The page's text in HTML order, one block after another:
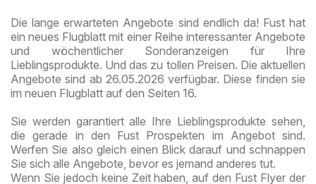
Die lange erwarteten Angebote sind endlich da! Fust hat
ein neues Flugblatt mit einer Reihe interessanter Angebote
und wöchentlicher Sonderanzeigen für Ihre
Lieblingsprodukte. Und das zu tollen Preisen. Die aktuellen
Angebote sind ab 26.05.2026 verfügbar. Diese finden sie
im neuen Flugblatt auf den Seiten 16.
Sie werden garantiert alle Ihre Lieblingsprodukte sehen,
die gerade in den Fust Prospekten im Angebot sind.
Werfen Sie also gleich einen Blick darauf und schnappen
Sie sich alle Angebote, bevor es jemand anderes tut.
Wenn Sie jedoch keine Zeit haben, auf den Fust Flyer der